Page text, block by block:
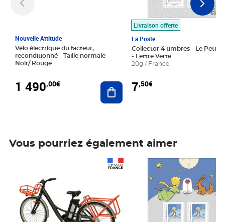
Nouvelle Attitude
Vélo électrique du facteur,
reconditionné - Taille normale -
Noir/ Rouge
1 490,00€ Ajouter au panier
Livraison offerte
La Poste
Collector 4 timbres - Le Petit
- Lettre Verte
20g / France
7,50€
Vous pourriez également aimer
Prix 7,50€